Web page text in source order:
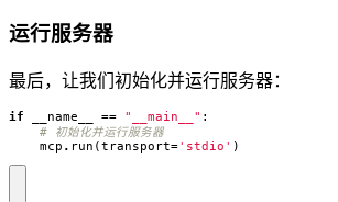
运行服务器
最后，让我们初始化并运行服务器：
if __name__ == "__main__" :
# 初始化并运行服务器
mcp . run ( transport='stdio' )